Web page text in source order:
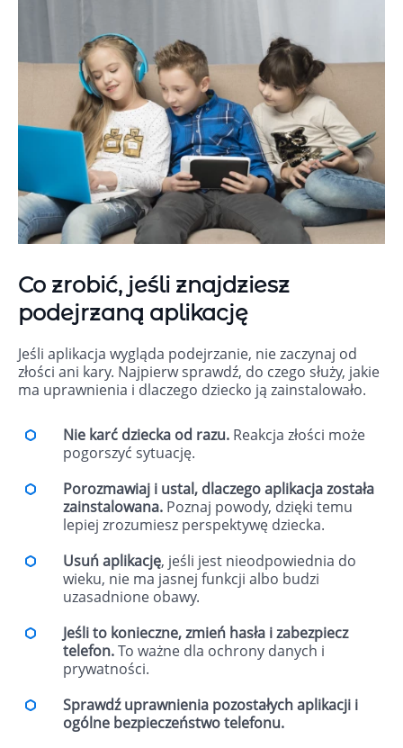
Co zrobić, jeśli znajdziesz
podejrzaną aplikację
Jeśli aplikacja wygląda podejrzanie, nie zaczynaj od
złości ani kary. Najpierw sprawdź, do czego służy, jakie
ma uprawnienia i dlaczego dziecko ją zainstalowało.
Nie karć dziecka od razu. Reakcja złości może
pogorszyć sytuację.
Porozmawiaj i ustal, dlaczego aplikacja została
zainstalowana. Poznaj powody, dzięki temu
lepiej zrozumiesz perspektywę dziecka.
Usuń aplikację, jeśli jest nieodpowiednia do
wieku, nie ma jasnej funkcji albo budzi
uzasadnione obawy.
Jeśli to konieczne, zmień hasła i zabezpiecz
telefon.To ważne dla ochrony danych i
prywatności.
Sprawdź uprawnienia pozostałych aplikacji i
ogólne bezpieczeństwo telefonu.